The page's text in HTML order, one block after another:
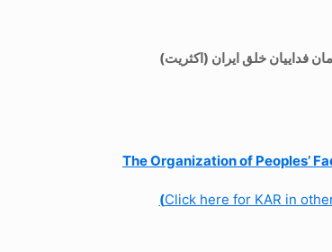
فداییان خلق ایران (اکثریت)
The Organization of Peoples’
(Click here for KAR in